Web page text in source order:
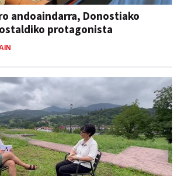
andoaindarra, Donostiako
protagonista